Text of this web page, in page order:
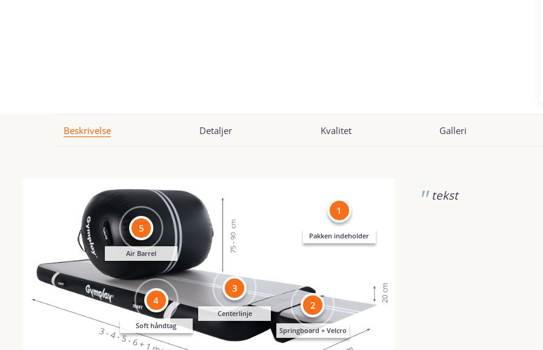
Beskrivelse Detaljer Kvalitet Galleri
Pakken indeholder
1
Springboard + Velcro
2
Centerlinje
3
Soft håndtag
4
Air Barrel
5
tekst